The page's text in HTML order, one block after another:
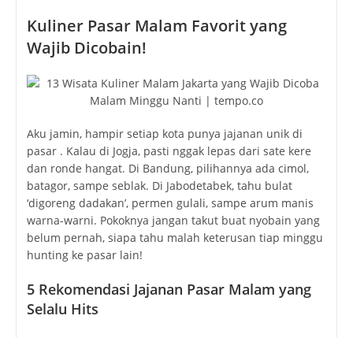
Kuliner Pasar Malam Favorit yang
Wajib Dicobain!
Aku jamin, hampir setiap kota punya jajanan unik di
pasar . Kalau di Jogja, pasti nggak lepas dari sate kere
dan ronde hangat. Di Bandung, pilihannya ada cimol,
batagor, sampe seblak. Di Jabodetabek, tahu bulat
‘digoreng dadakan’, permen gulali, sampe arum manis
warna-warni. Pokoknya jangan takut buat nyobain yang
belum pernah, siapa tahu malah keterusan tiap minggu
hunting ke pasar lain!
5 Rekomendasi Jajanan Pasar Malam yang
Selalu Hits